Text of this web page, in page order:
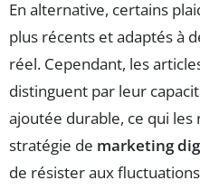
En alternative, certains
plus récents et adaptés à
réel. Cependant, les
distinguent par leur
ajoutée durable, ce qui
stratégie de marketing
de résister aux